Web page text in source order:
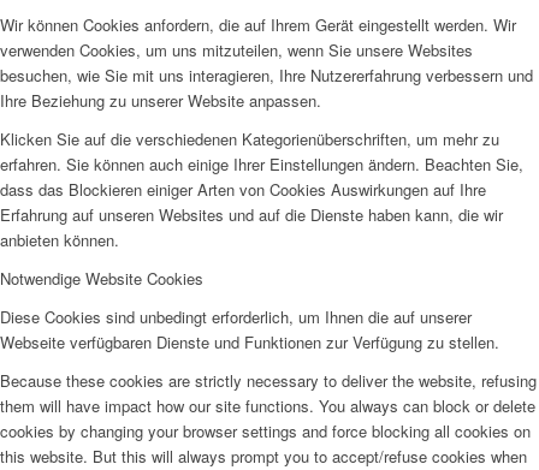
Wir können Cookies anfordern, die auf Ihrem Gerät eingestellt werden. Wir
verwenden Cookies, um uns mitzuteilen, wenn Sie unsere Websites
besuchen, wie Sie mit uns interagieren, Ihre Nutzererfahrung verbessern und
Ihre Beziehung zu unserer Website anpassen.
Klicken Sie auf die verschiedenen Kategorienüberschriften, um mehr zu
erfahren. Sie können auch einige Ihrer Einstellungen ändern. Beachten Sie,
dass das Blockieren einiger Arten von Cookies Auswirkungen auf Ihre
Erfahrung auf unseren Websites und auf die Dienste haben kann, die wir
anbieten können.
Notwendige Website Cookies
Diese Cookies sind unbedingt erforderlich, um Ihnen die auf unserer
Webseite verfügbaren Dienste und Funktionen zur Verfügung zu stellen.
Because these cookies are strictly necessary to deliver the website, refusing
them will have impact how our site functions. You always can block or delete
cookies by changing your browser settings and force blocking all cookies on
this website. But this will always prompt you to accept/refuse cookies when